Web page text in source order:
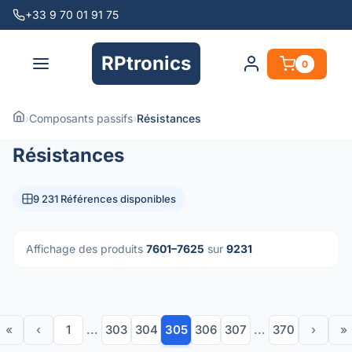
+33 9 70 01 91 75
RPtronics 0
›Composants passifs›Résistances
Résistances
9 231 Références disponibles
Affichage des produits 7601–7625 sur 9231
« ‹ 1 ... 303 304 305 306 307 ... 370 › »